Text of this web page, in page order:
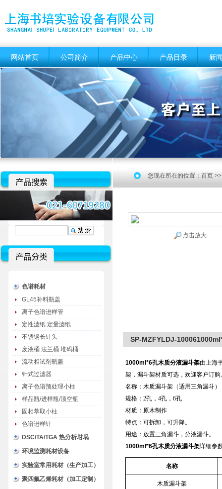
网站首页 公司简介 产品中心 产品目录 新
色谱耗材
GL45补料瓶盖
离子色谱进样管
定性滤纸 定量滤纸
不锈钢长针头
废液桶 法兰桶 堆码桶
流动相试剂瓶盖
针式过滤器
离子色谱预处理小柱
样品瓶/进样瓶/顶空瓶
固相萃取小柱
色谱进样针
DSC/TA/TGA 热分析坩埚
环境监测耗材设备
实验室常用耗材（生产加工）
聚四氟乙烯耗材（加工定制）
您现在所在的位置： 首页
点击放大
SP-MZFYLDJ-
1000ml*6孔木质分液漏斗架由上海
架，漏斗架材质可选，欢迎客户订
名称：木质漏斗架（适用三角漏斗
规格：2孔，4孔，6孔
材质：原木制作
特点：可拆卸，可升降。
用途：放置三角漏斗，分液漏斗。
1000ml*6孔木质分液漏斗架详细参
名称
木质漏斗架